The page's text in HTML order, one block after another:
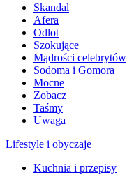
Skandal
Afera
Odlot
Szokujące
Mądrości celebrytów
Sodoma i Gomora
Mocne
Zobacz
Taśmy
Uwaga
Lifestyle i obyczaje
Kuchnia i przepisy